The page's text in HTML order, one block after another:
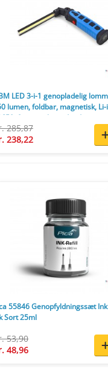
LED 3-i-1 genopladelig
lumen, foldbar, magnetisk,
9 timers brændetid.
285,87
238,22
55846 Genopfyldningssæt
Sort 25ml
53,90
48,96